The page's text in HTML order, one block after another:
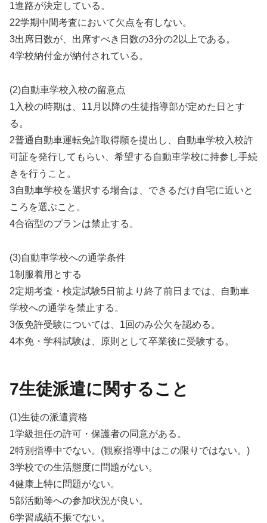
1進路が決定している。
22学期中間考査において欠点を有しない。
3出席日数が、出席すべき日数の3分の2以上である。
4学校納付金が納付されている。
(2)自動車学校入校の留意点
1入校の時期は、11月以降の生徒指導部が定めた日とす
る。
2普通自動車運転免許取得願を提出し、自動車学校入校許
可証を発行してもらい、希望する自動車学校に持参し手続
きを行うこと。
3自動車学校を選択する場合は、できるだけ自宅に近いと
ころを選ぶこと。
4合宿型のプランは禁止する。
(3)自動車学校への通学条件
1制服着用とする
2定期考査・検定試験5日前より終了前日までは、自動車
学校への通学を禁止する。
3仮免許受験については、1回のみ公欠を認める。
4本免・学科試験は、原則として卒業後に受験する。
7生徒派遣に関すること
(1)生徒の派遣資格
1学級担任の許可・保護者の同意がある。
2特別指導中でない。(観察指導中はこの限りではない。)
3学校での生活態度に問題がない。
4健康上特に問題がない。
5部活動等への参加状況が良い。
6学習成績不振でない。